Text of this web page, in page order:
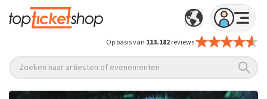
Op basis van 113.182reviews
Zoeken naar artiesten of evenementen